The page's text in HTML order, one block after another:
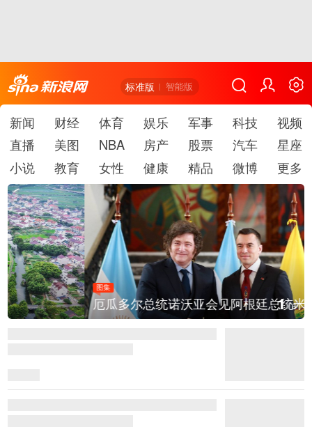
标准版 智能版
新闻 财经 体育 娱乐 军事 科技
视频
直播
美图 NBA 房产 股票 汽车
星座
小说
教育 女性 健康 精品 微博 更多
图集
厄瓜多尔总统诺沃亚会见阿根廷总统米莱 1/6